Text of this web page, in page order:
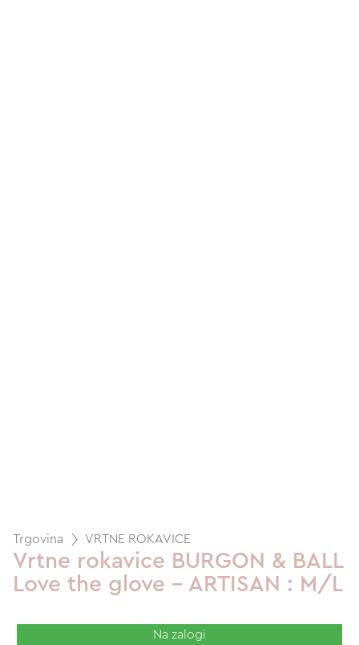
Trgovina VRTNE ROKAVICE
Vrtne rokavice BURGON & BALL
Love the glove - ARTISAN : M/L
Na zalogi